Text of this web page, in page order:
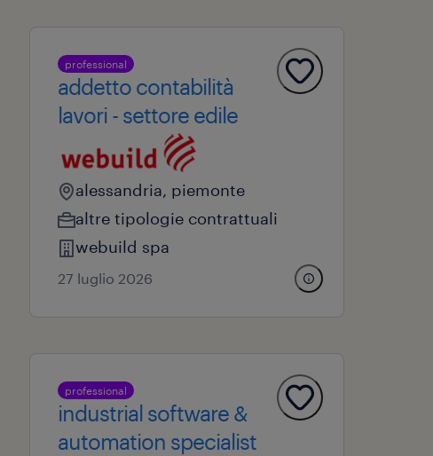
professional
addetto contabilità
lavori - settore edile
alessandria, piemonte
altre tipologie contrattuali
webuild spa
27 luglio 2026
professional
industrial software &
automation specialist